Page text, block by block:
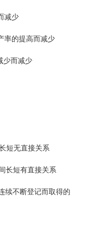
减少
率的提高而减少
少而减少
短无直接关系
长短有直接关系
续不断登记而取得的